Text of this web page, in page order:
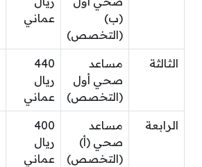
(ب)
(التخصص)
عماني
الثالثة
مساعد
صحي أول
(التخصص)
440
ريال
عماني
الرابعة
مساعد
صحي (أ)
(التخصص)
400
ريال
عماني